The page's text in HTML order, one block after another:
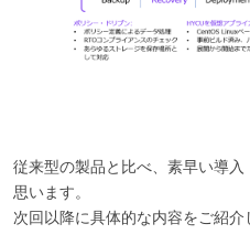
従来型の製品と比べ、素早い導
思います。
次回以降に具体的な内容をご紹介